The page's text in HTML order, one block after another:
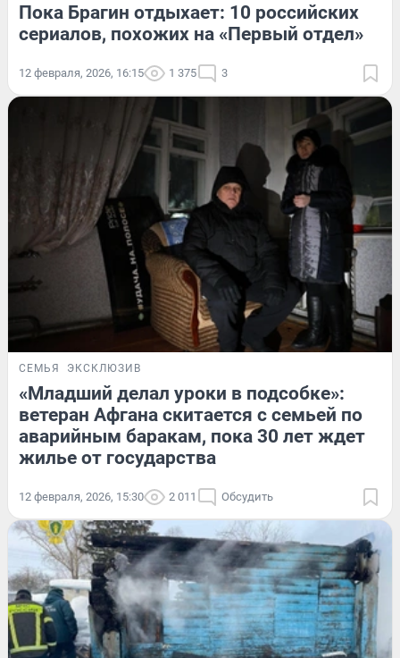
Пока Брагин отдыхает: 10 российских
сериалов, похожих на «Первый отдел»
12 февраля, 2026, 16:15 1 375 3
СЕМЬЯ ЭКСКЛЮЗИВ
«Младший делал уроки в подсобке»:
ветеран Афгана скитается с семьей по
аварийным баракам, пока 30 лет ждет
жилье от государства
12 февраля, 2026, 15:30 2 011 Обсудить